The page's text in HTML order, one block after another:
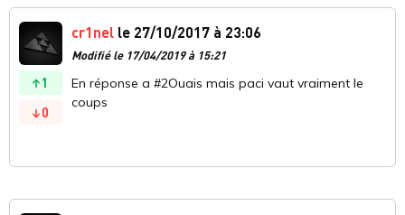
1
0
cr1nel le 27/10/2017 à 23:06
Modifié le 17/04/2019 à 15:21
En réponse a #2Ouais mais paci vaut vraiment le
coups